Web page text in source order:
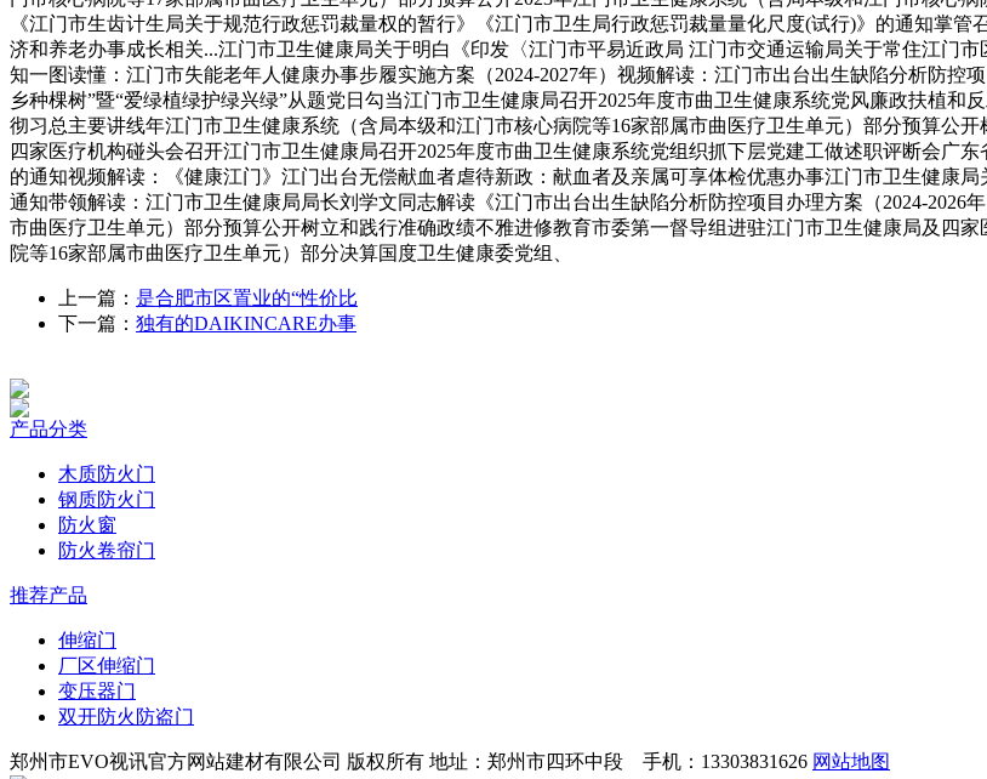
《江门市生齿计生局关于规范行政惩罚裁量权的暂行》《江门市卫生局行政惩罚裁量量化尺度(试行)》的通知掌
济和养老办事成长相关...江门市卫生健康局关于明白《印发〈江门市平易近政局 江门市交通运输局关于常住江门
知一图读懂：江门市失能老年人健康办事步履实施方案（2024-2027年）视频解读：江门市出台出生缺陷分析防控
乡种棵树”暨“爱绿植绿护绿兴绿”从题党日勾当江门市卫生健康局召开2025年度市曲卫生健康系统党风廉政扶植
彻习总主要讲线年江门市卫生健康系统（含局本级和江门市核心病院等16家部属市曲医疗卫生单元）部分预算公
四家医疗机构碰头会召开江门市卫生健康局召开2025年度市曲卫生健康系统党组织抓下层党建工做述职评断会广
的通知视频解读：《健康江门》江门出台无偿献血者虐待新政：献血者及亲属可享体检优惠办事江门市卫生健康
通知带领解读：江门市卫生健康局局长刘学文同志解读《江门市出台出生缺陷分析防控项目办理方案（2024-2026
市曲医疗卫生单元）部分预算公开树立和践行准确政绩不雅进修教育市委第一督导组进驻江门市卫生健康局及四
院等16家部属市曲医疗卫生单元）部分决算国度卫生健康委党组、
上一篇： 是合肥市区置业的“性价比
下一篇： 独有的DAIKINCARE办事
产品分类
木质防火门
钢质防火门
防火窗
防火卷帘门
推荐产品
伸缩门
厂区伸缩门
变压器门
双开防火防盗门
郑州市EVO视讯官方网站建材有限公司 版权所有 地址：郑州市四环中段 手机：13303831626 网站地图